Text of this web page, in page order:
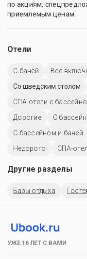
по акциям,
приемлемым ценам.
Отели
С баней Всё
Со шведским столом
СПА-отели с
Дорогие
С
С бассейном и баней
Недорого
СПА-
Другие разделы
Базы отдыха
УЖЕ 16 ЛЕТ С ВАМИ